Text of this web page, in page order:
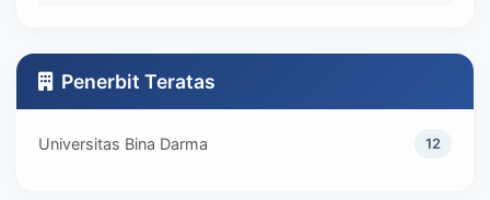
Penerbit Teratas
Universitas Bina Darma 12